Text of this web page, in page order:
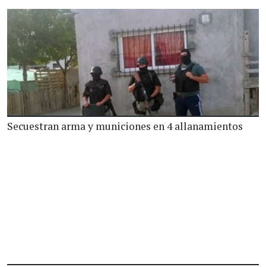
Secuestran arma y municiones en 4 allanamientos